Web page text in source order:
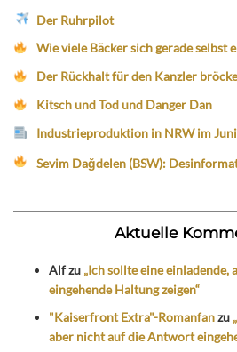
Der Ruhrpilot
Wie viele Bäcker sich gerade selbst
Der Rückhalt für den Kanzler
Kitsch und Tod und Danger Dan
Industrieproduktion in NRW im
Sevim Dağdelen (BSW):
Aktuelle
Alfzu „Ich sollte eine
eingehende Haltung zeigen“
"Kaiserfront Extra"-Romanfanzu
aber nicht auf die Antwort